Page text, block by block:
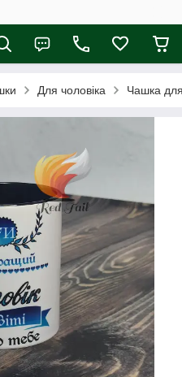
Для чоловіка Чашка